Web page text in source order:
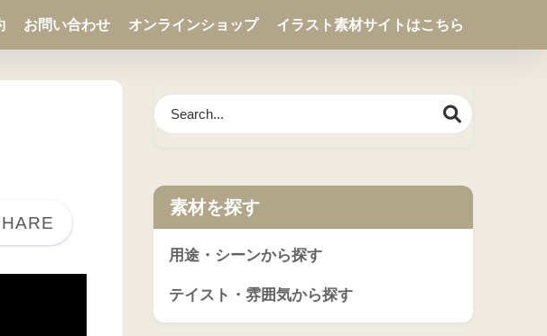
お問い合わせ オンラインショップ イラスト素材サイトはこちら
素材を探す
用途・シーンから探す
テイスト・雰囲気から探す